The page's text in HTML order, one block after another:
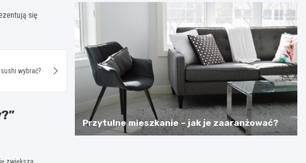
się
wybrać?
”
Przytulne mieszkanie – jak je zaaranżować?